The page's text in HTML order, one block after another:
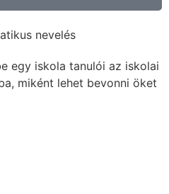
egy iskola tanulói az iskolai
miként lehet bevonni öket